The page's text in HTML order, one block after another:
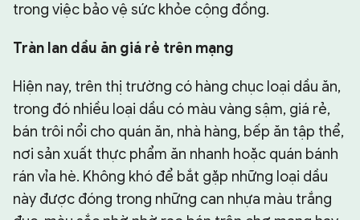
trong việc bảo vệ sức khỏe cộng đồng.
Tràn lan dầu ăn giá rẻ trên mạng
Hiện nay, trên thị trường có hàng chục loại dầu ăn,
trong đó nhiều loại dầu có màu vàng sậm, giá rẻ,
bán trôi nổi cho quán ăn, nhà hàng, bếp ăn tập thể,
nơi sản xuất thực phẩm ăn nhanh hoặc quán bánh
rán vỉa hè. Không khó để bắt gặp những loại dầu
này được đóng trong những can nhựa màu trắng